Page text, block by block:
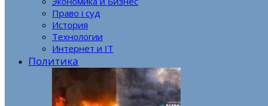
Право і суд
История
Технологии
Интернет и IT
Политика